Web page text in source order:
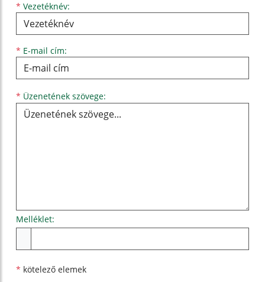
* Vezetéknév:
* E-mail cím:
* Üzenetének szövege:
Melléklet:
* kötelező elemek